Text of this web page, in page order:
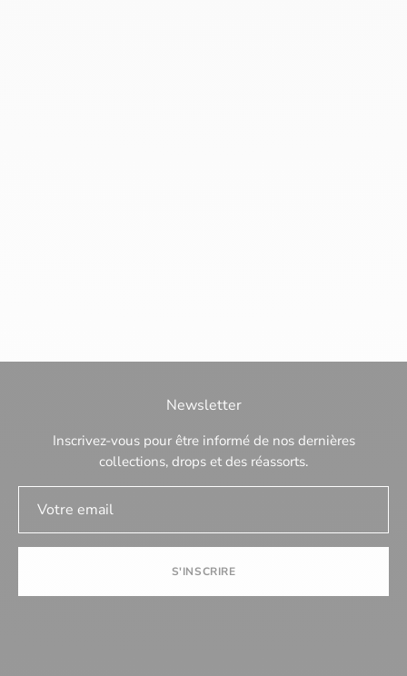
Newsletter
Inscrivez-vous pour être informé de nos dernières
collections, drops et des réassorts.
S'INSCRIRE